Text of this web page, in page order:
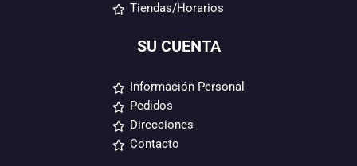
Tiendas/Horarios
SU CUENTA
Información Personal
Pedidos
Direcciones
Contacto